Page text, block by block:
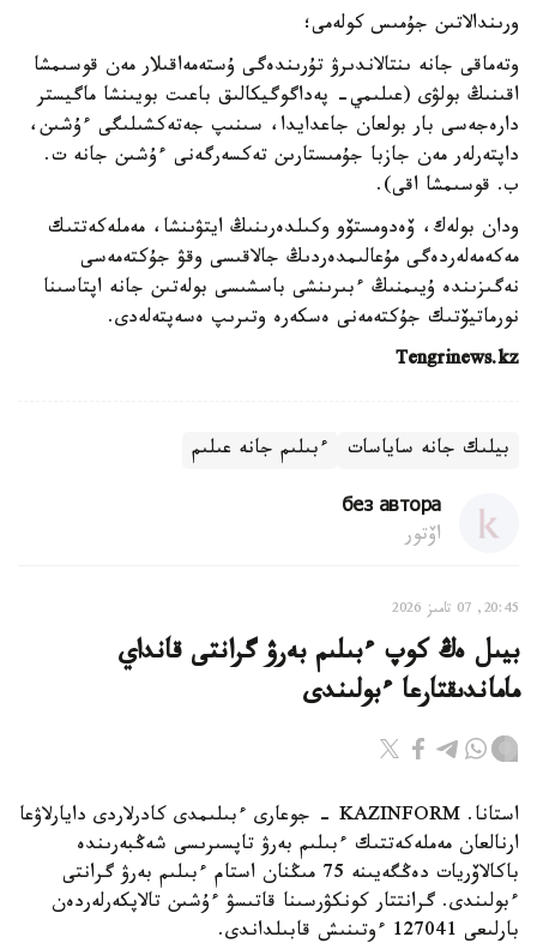
ورىندالاتىن جۇمىس كولەمى؛
وتەماقى جانە ىنتالاندىرۋ تۇرىندەگى ۇستەمەاقىلار مەن قوسىمشا
اقىنىڭ بولۋى (عىلىمي- پەداگوگيكالىق باعىت بويىنشا ماگيستر
دارەجەسى بار بولعان جاعدايدا، سىنىپ جەتەكشىلىگى ءۇشىن،
داپتەرلەر مەن جازبا جۇمىستارىن تەكسەرگەنى ءۇشىن جانە ت.
ب. قوسىمشا اقى).
ودان بولەك، ۆەدومستۆو وكىلدەرىنىڭ ايتۋىنشا، مەملەكەتتىك
مەكەمەلەردەگى مۇعالىمدەردىڭ جالاقىسى وقۋ جۇكتەمەسى
نەگىزىندە ۇيىمنىڭ ءبىرىنشى باسشىسى بولەتىن جانە اپتاسىنا
نورماتيۆتىك جۇكتەمەنى ەسكەرە وتىرىپ ەسەپتەلەدى.
Tengrinews.kz
بيلىك جانە ساياسات ءبىلىم جانە عىلىم
без автора
اۆتور
20:45, 07 تامىز 2026
بيىل ەڭ كوپ ءبىلىم بەرۋ گرانتى قانداي
ماماندىقتارعا ءبولىندى
استانا. KAZINFORM - جوعارى ءبىلىمدى كادرلاردى دايارلاۋعا
ارنالعان مەملەكەتتىك ءبىلىم بەرۋ تاپسىرىسى شەڭبەرىندە
باكالاۆريات دەڭگەيىنە 75 مىڭنان استام ءبىلىم بەرۋ گرانتى
ءبولىندى. گرانتتار كونكۋرسىنا قاتىسۋ ءۇشىن تالاپكەرلەردەن
بارلىعى 127041 ءوتىنىش قابىلداندى.